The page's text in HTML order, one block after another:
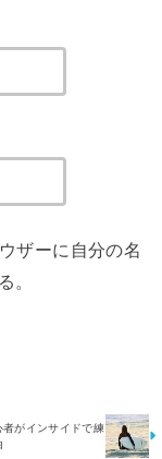
ザーに自分の名
。
者がインサイドで練